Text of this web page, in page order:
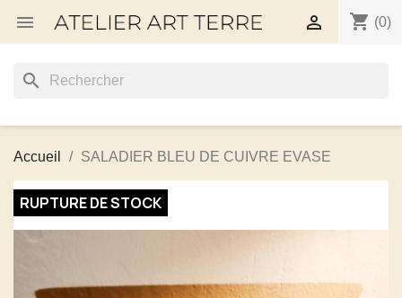
 shopping_cart (0)

search
Accueil SALADIER BLEU DE CUIVRE EVASE
RUPTURE DE STOCK